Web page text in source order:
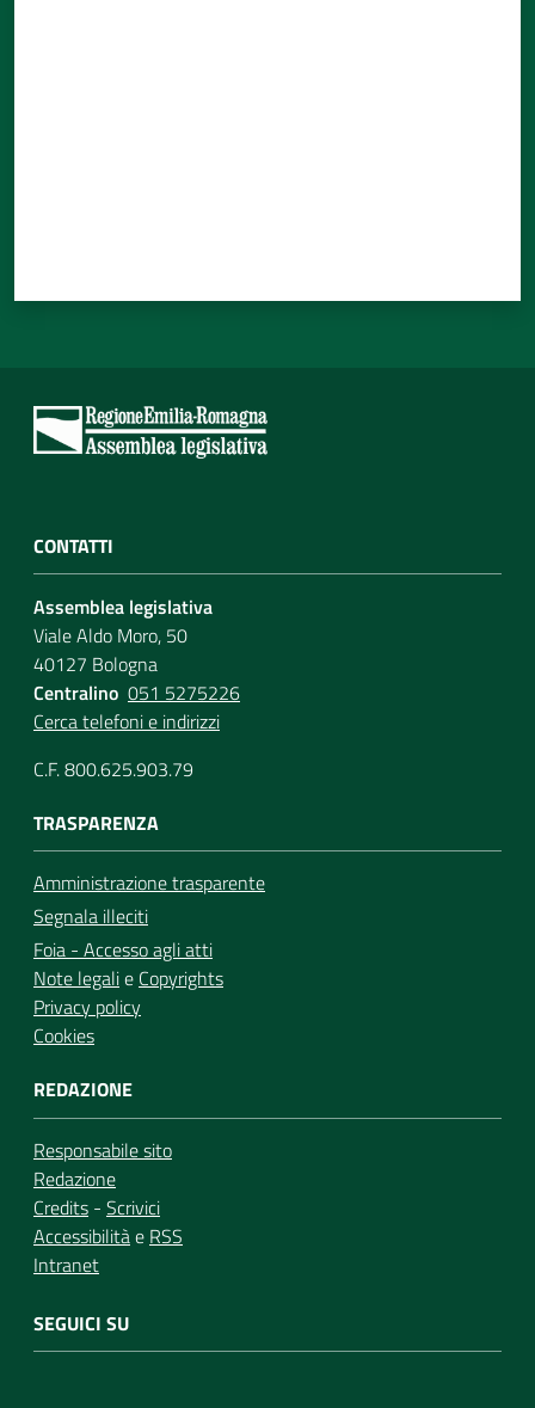
CONTATTI
Assemblea legislativa
Viale Aldo Moro, 50
40127 Bologna
Centralino 051 5275226
Cerca telefoni e indirizzi
C.F. 800.625.903.79
TRASPARENZA
Amministrazione trasparente
Segnala illeciti
Foia - Accesso agli atti
Note legalie Copyrights
Privacy policy
Cookies
REDAZIONE
Responsabile sito
Redazione
Credits - Scrivici
Accessibilitàe RSS
Intranet
SEGUICI SU